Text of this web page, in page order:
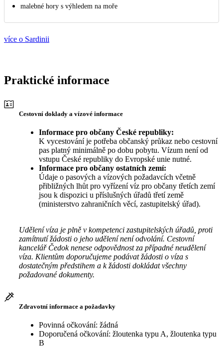
malebné hory s výhledem na moře
více o Sardinii
Praktické informace
Cestovní doklady a vízové informace
Informace pro občany České republiky:
K vycestování je potřeba občanský průkaz nebo cestovní
pas platný minimálně po dobu pobytu. Vízum není od
vstupu České republiky do Evropské unie nutné.
Informace pro občany ostatních zemí:
Údaje o pasových a vízových požadavcích včetně
přibližných lhůt pro vyřízení víz pro občany třetích zemí
jsou k dispozici u příslušných úřadů třetí země
(ministerstvo zahraničních věcí, zastupitelský úřad).
Udělení víza je plně v kompetenci zastupitelských úřadů, proti
zamítnutí žádosti o jeho udělení není odvolání. Cestovní
kancelář Čedok nenese odpovědnost za případné neudělení
víza. Klientům doporučujeme podávat žádosti o víza s
dostatečným předstihem a k žádosti dokládat všechny
požadované dokumenty.
Zdravotní informace a požadavky
Povinná očkování: žádná
Doporučená očkování: žloutenka typu A, žloutenka typu
B